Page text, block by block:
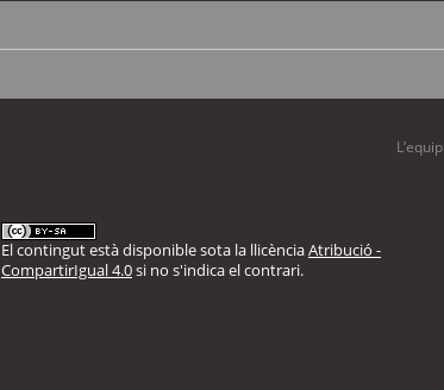
L’equip
El contingut està disponible sota la llicènciaAtribució -
CompartirIgual 4.0si no s'indica el contrari.